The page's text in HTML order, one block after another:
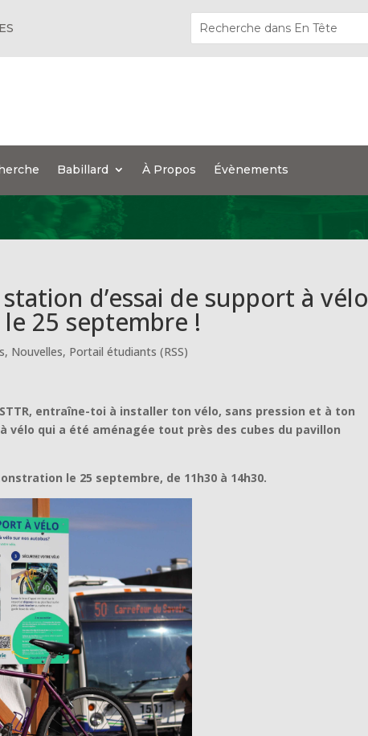
Babillard À Propos Évènements
d’essai de support à vélo
25 septembre !
, Nouvelles, Portail étudiants (RSS)
entraîne-toi à installer ton vélo, sans pression et à ton
vélo qui a été aménagée tout près des cubes du pavillon
le 25 septembre, de 11h30 à 14h30.